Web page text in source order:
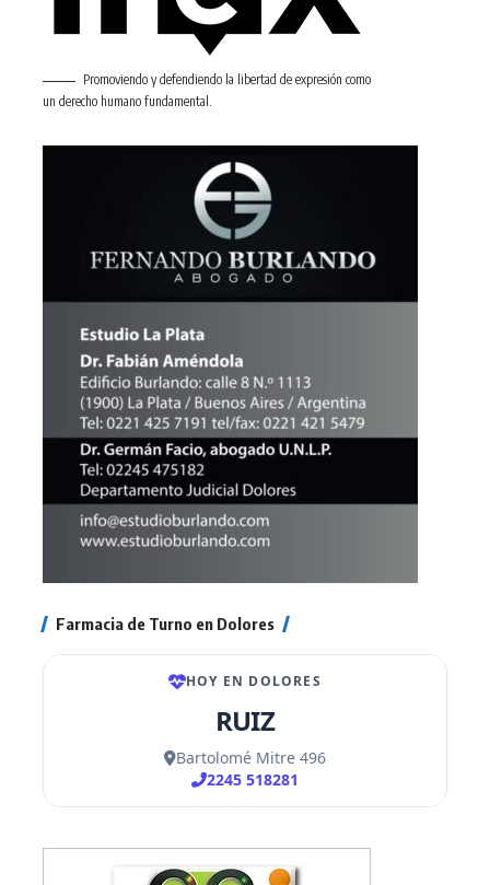
Promoviendo y defendiendo la libertad de expresión como
un derecho humano fundamental.
Farmacia de Turno en Dolores